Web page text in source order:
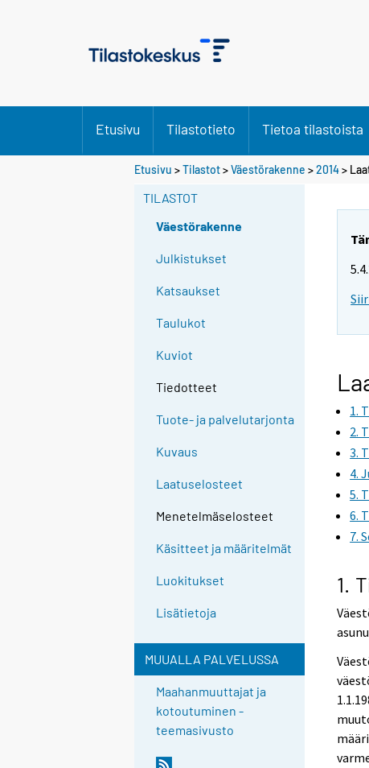
Etusivu Tilastotieto Tietoa tilastoista
Etusivu >Tilastot>Väestörakenne >2014>
TILASTOT
Väestörakenne
Julkistukset
Katsaukset
Taulukot
Kuviot
Tiedotteet
Tuote- ja palvelutarjonta
Kuvaus
Laatuselosteet
Menetelmäselosteet
Käsitteet ja määritelmät
Luokitukset
Lisätietoja
MUUALLA PALVELUSSA
Maahanmuuttajat ja
kotoutuminen -
teemasivusto
1.
2.
3.
4.
5.
6.
7.
1.